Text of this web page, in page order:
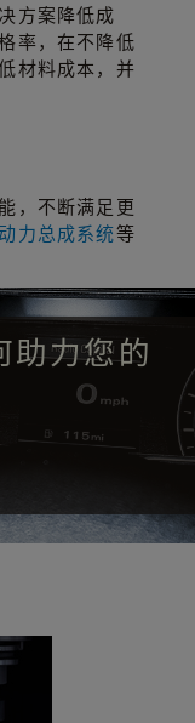
方案降低成
率，在不降低
材料成本，并
，不断满足更
力总成系统等
助力您的